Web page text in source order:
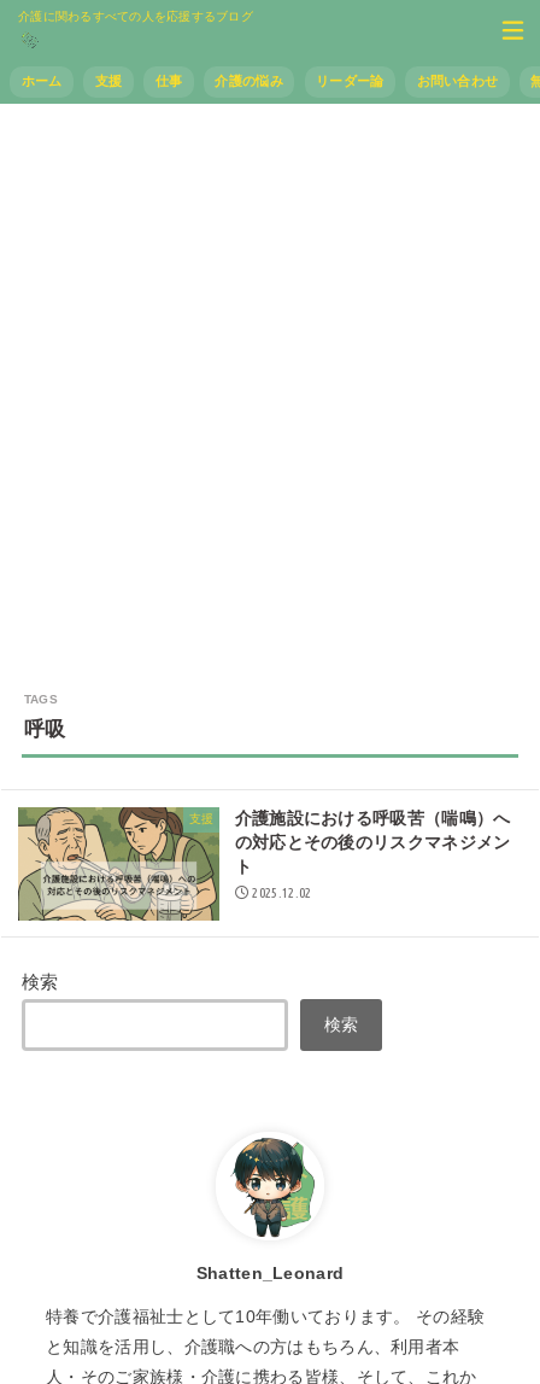
介護に関わるすべての人を応援するブログ
ホーム 支援 仕事 介護の悩み リーダー論 お問い合わせ
呼吸
支援
介護施設における呼吸苦（喘鳴）へ
の対応とその後のリスクマネジメン
ト
2025.12.02
検索
検索
Shatten_Leonard
特養で介護福祉士として10年働いております。 その経験
と知識を活用し、介護職への方はもちろん、利用者本
人・そのご家族様・介護に携わる皆様、そして、これか